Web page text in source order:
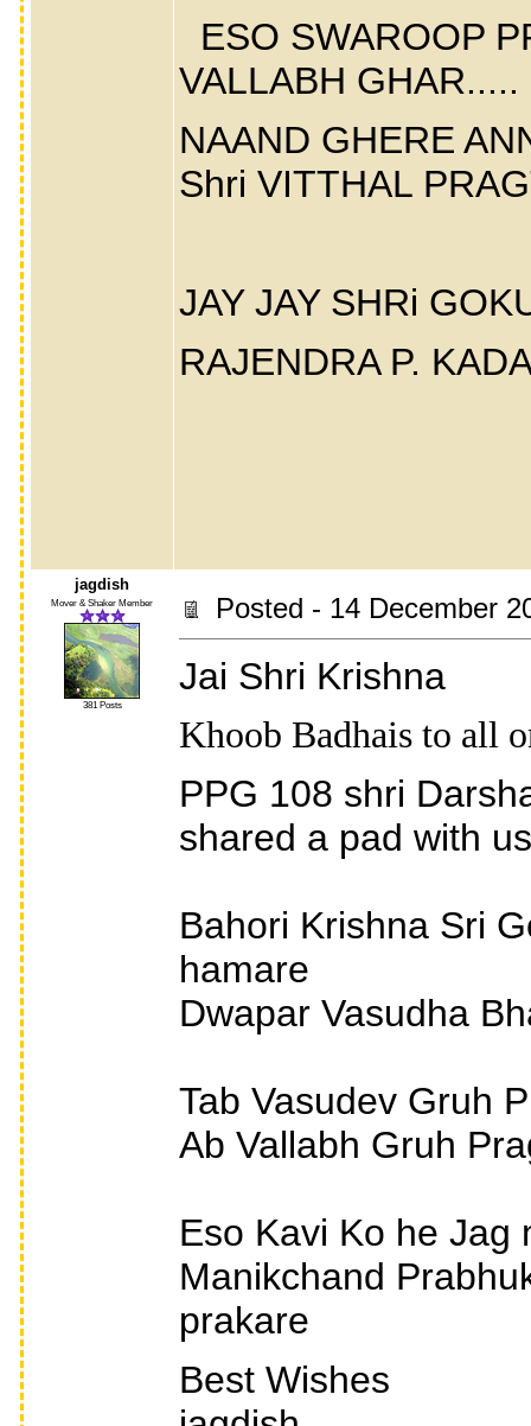
ESO SWAROOP
VALLABH GHAR.....
NAAND GHERE
Shri VITTHAL
JAY JAY SHRi
RAJENDRA P.
jagdish
Mover & Shaker Member
381 Posts
Posted - 14 December
Jai Shri Krishna
Khoob Badhais to all
PPG 108 shri
shared a pad with
Bahori Krishna Sri
hamare
Dwapar Vasudha
Tab Vasudev Gruh
Ab Vallabh Gruh
Eso Kavi Ko he Jag
Manikchand
prakare
Best Wishes